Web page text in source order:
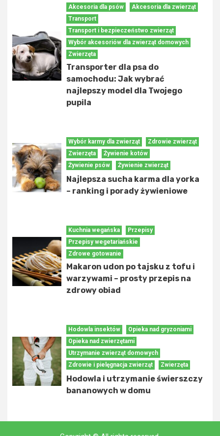
Akcesoria dla psów
Akcesoria dla zwierząt
Transport
Transport i bezpieczeństwo zwierząt
Wybór akcesoriów dla zwierząt domowych
Zwierzęta
Transporter dla psa do
samochodu: Jak wybrać
najlepszy model dla Twojego
pupila
Wybór karmy dla zwierząt
Zdrowie zwierząt
Zwierzęta
Żywienie kotów
Żywienie psów
Żywienie zwierząt
Najlepsza sucha karma dla yorka
– ranking i porady żywieniowe
Kuchnia wegańska
Przepisy
Przepisy wegetariańskie
Zdrowe gotowanie
Makaron udon po tajsku z tofu i
warzywami – prosty przepis na
zdrowy obiad
Hodowla insektów
Opieka nad gryzoniami
Opieka nad zwierzętami
Utrzymanie zwierząt domowych
Zdrowie i pielęgnacja zwierząt
Zwierzęta
Hodowla i utrzymanie świerszczy
bananowych w domu